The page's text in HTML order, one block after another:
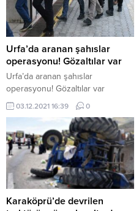
Urfa’da aranan şahıslar
operasyonu! Gözaltılar var
Urfa’da aranan şahıslar
operasyonu! Gözaltılar var
03.12.2021 16:39 0
Karaköprü’de devrilen